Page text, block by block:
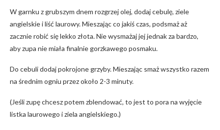
W garnku z grubszym dnem rozgrzej olej, dodaj cebulę, ziele
angielskie i liść laurowy. Mieszając co jakiś czas, podsmaż aż
zacznie robić się lekko złota. Nie wysmażaj jej jednak za bardzo,
aby zupa nie miała finalnie gorzkawego posmaku.
Do cebuli dodaj pokrojone grzyby. Mieszając smaż wszystko razem
na średnim ogniu przez około 2-3 minuty.
(Jeśli zupę chcesz potem zblendować, to jest to pora na wyjęcie
listka laurowego i ziela angielskiego.)